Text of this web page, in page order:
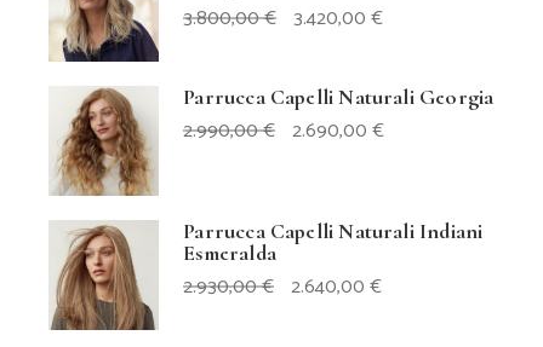
3.800,00€ IL
PREZZO
3.800,00 €.
3.420,00€IL
3.420,00 €.
Parrucca Capelli Naturali Georgia
2.990,00€ IL
PREZZO
2.690,00€IL
Parrucca Capelli Naturali Indiani
Esmeralda
2.930,00€ IL
PREZZO
2.640,00€IL